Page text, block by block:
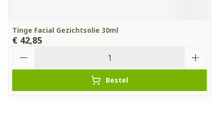
Tinge Facial Gezichtsolie 30ml
€ 42,85
Bestel